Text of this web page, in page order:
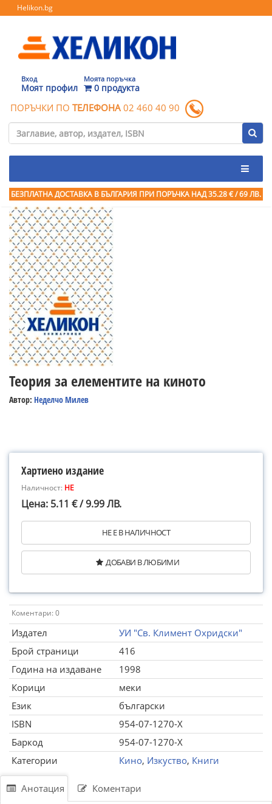
Helikon.bg
Вход
Моят профил
Моята поръчка
0 продукта
ПОРЪЧКИ ПО ТЕЛЕФОНА 02 460 40 90
БЕЗПЛАТНА ДОСТАВКА В БЪЛГАРИЯ ПРИ ПОРЪЧКА НАД 35.28 € / 69 ЛВ.
Теория за елементите на киното
Автор: Неделчо Милев
Хартиено издание
Наличност: НЕ
Цена: 5.11 € / 9.99 ЛВ.
НЕ Е В НАЛИЧНОСТ
ДОБАВИ В ЛЮБИМИ
Коментари: 0
Издател
УИ "Св. Климент Охридски"
Брой страници
416
Година на издаване
1998
Корици
меки
Език
български
ISBN
954-07-1270-X
Баркод
954-07-1270-X
Категории
Кино, Изкуство, Книги
Анотация Коментари